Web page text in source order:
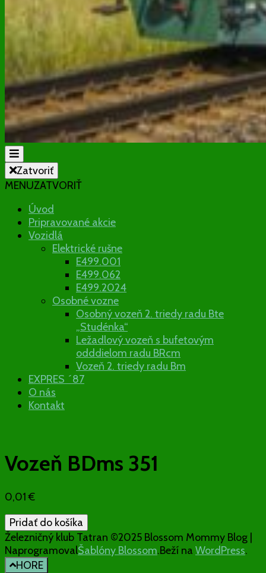
Železničný
klub Tatran
Občianske združenie
Zatvoriť
MENUZATVORIŤ
Úvod
Pripravované akcie
Vozidlá
Elektrické rušne
E499.001
E499.062
E499.2024
Osobné vozne
Osobný vozeň 2. triedy radu Bte
„Studénka“
Ležadlový vozeň s bufetovým
odddielom radu BRcm
Vozeň 2. triedy radu Bm
EXPRES ´87
O nás
Kontakt
Vozeň BDms 351
0,01€
množstvo
Vozeň
BDms
351
Pridať do košíka
Železničný klub Tatran ©2025 Blossom Mommy Blog |
NaprogramovalŠablóny Blossom.Beží na WordPress.
HORE